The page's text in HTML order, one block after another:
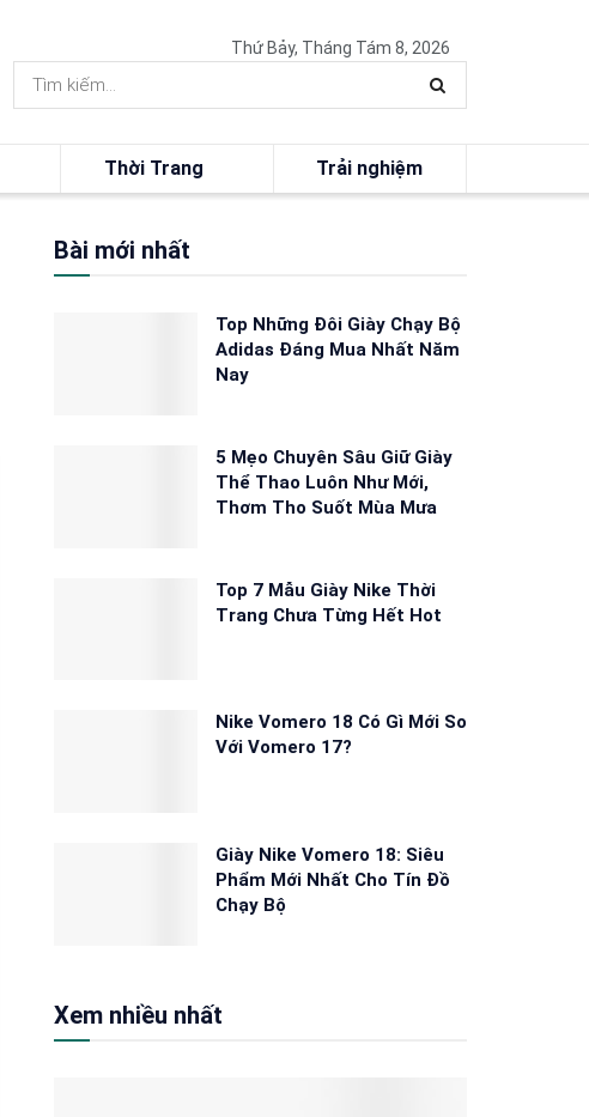
Thứ Bảy, Tháng Tám 8, 2026
Thời Trang Trải nghiệm
Bài mới nhất
Top Những Đôi Giày Chạy Bộ
Adidas Đáng Mua Nhất Năm
Nay
5 Mẹo Chuyên Sâu Giữ Giày
Thể Thao Luôn Như Mới,
Thơm Tho Suốt Mùa Mưa
Top 7 Mẫu Giày Nike Thời
Trang Chưa Từng Hết Hot
Nike Vomero 18 Có Gì Mới So
Với Vomero 17?
Giày Nike Vomero 18: Siêu
Phẩm Mới Nhất Cho Tín Đồ
Chạy Bộ
Xem nhiều nhất